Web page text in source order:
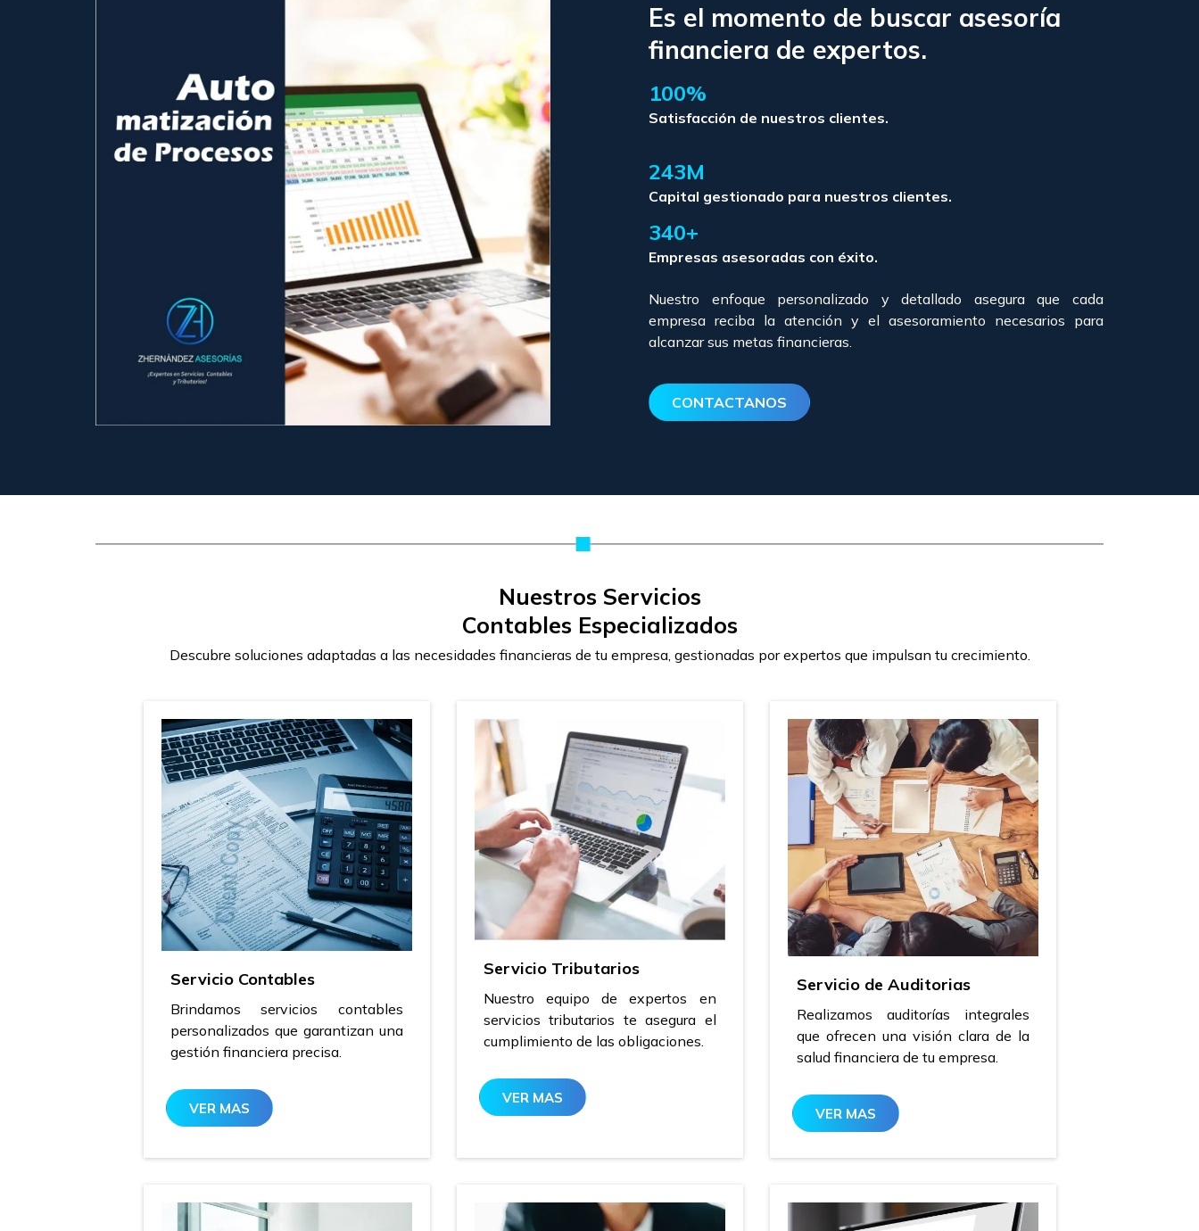
Es el momento de buscar asesoría
financiera de expertos.
100%
Satisfacción de nuestros clientes.
243M
Capital gestionado para nuestros clientes.
340+
Empresas asesoradas con éxito.
Nuestro enfoque personalizado y detallado asegura que cada
empresa reciba la atención y el asesoramiento necesarios para
alcanzar sus metas financieras.
CONTACTANOS
Nuestros Servicios
Contables Especializados
Descubre soluciones adaptadas a las necesidades financieras de tu empresa, gestionadas por expertos que impulsan tu crecimiento.
Servicio Contables
Brindamos servicios contables
personalizados que garantizan una
gestión financiera precisa.
VER MAS
Servicio Tributarios
Nuestro equipo de expertos en
servicios tributarios te asegura el
cumplimiento de las obligaciones.
VER MAS
Servicio de Auditorias
Realizamos auditorías integrales
que ofrecen una visión clara de la
salud financiera de tu empresa.
VER MAS